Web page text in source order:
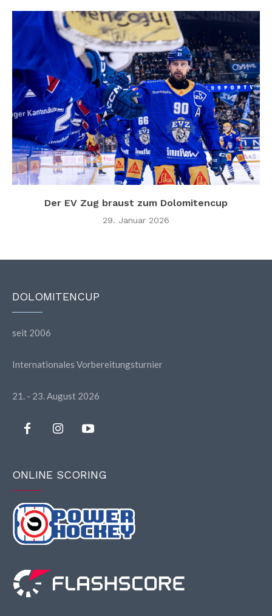
Der EV Zug braust zum Dolomitencup
29. Januar 2026
DOLOMITENCUP
seit 2006
Internationales Vorbereitungsturnier
21. - 23. August 2026
ONLINE SCORING